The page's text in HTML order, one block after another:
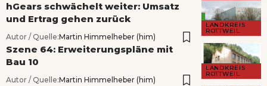
LANDKREIS
ROTTWEIL
hGears schwächelt weiter: Umsatz
und Ertrag gehen zurück
Autor / Quelle:Martin Himmelheber (him)
LANDKREIS
ROTTWEIL
Szene 64: Erweiterungspläne mit
Bau 10
Autor / Quelle:Martin Himmelheber (him)